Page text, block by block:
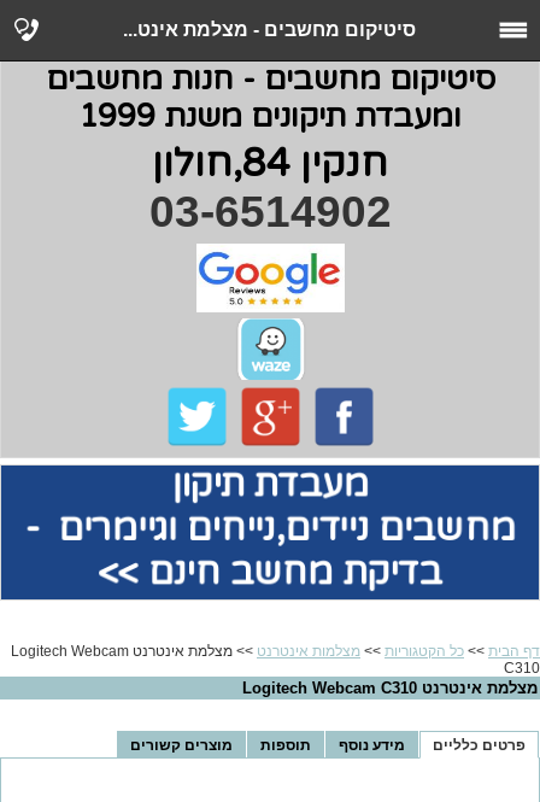
סיטיקום מחשבים - מצלמת אינט...
סיטיקום מחשבים - חנות מחשבים
ומעבדת תיקונים משנת 1999
חנקין 84,חולון
03-6514902
מעבדת תיקון
מחשביםניידים,נייחים וגיימרים -
בדיקת מחשב חינם >>
דף הבית >> כל הקטגוריות >> מצלמות אינטרנט
>> מצלמת אינטרנט Logitech Webcam
C310
מצלמת אינטרנט Logitech Webcam C310
פרטים כלליים מידע נוסף תוספות מוצרים קשורים